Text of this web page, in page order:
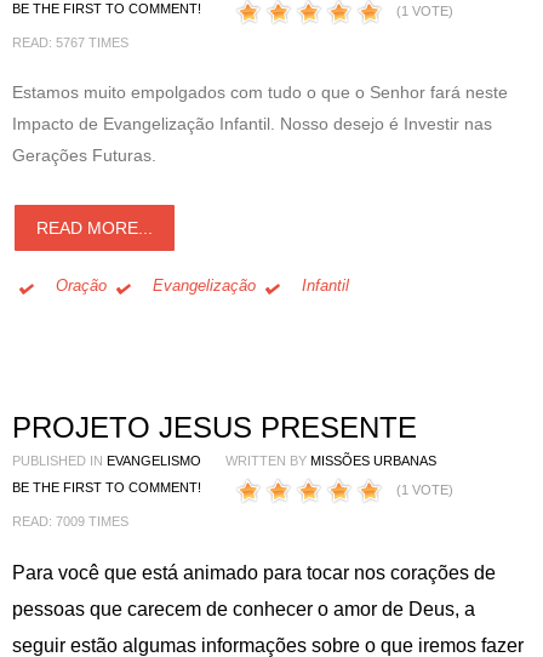
BE THE FIRST TO COMMENT!
(1 VOTE)
READ: 5767 TIMES
Estamos muito empolgados com tudo o que o Senhor fará neste
Impacto de Evangelização Infantil. Nosso desejo é Investir nas
Gerações Futuras.
READ MORE...
Oração Evangelização Infantil
PROJETO JESUS PRESENTE
PUBLISHED IN EVANGELISMO WRITTEN BY MISSÕES URBANAS
BE THE FIRST TO COMMENT!
(1 VOTE)
READ: 7009 TIMES
Para você que está animado para tocar nos corações de
pessoas que carecem de conhecer o amor de Deus, a
seguir estão algumas informações sobre o que iremos fazer